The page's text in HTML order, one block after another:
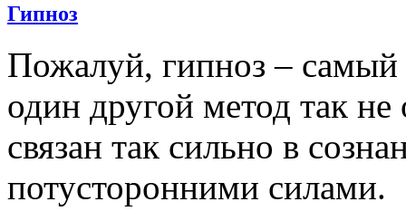
Гипноз
Пожалуй, гипноз – самый
один другой метод так
связан так сильно в
потусторонними силами.